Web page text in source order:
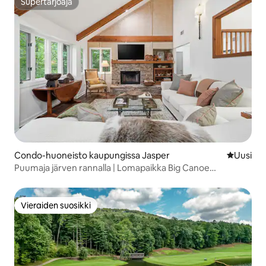
Supertarjoaja
Condo-huoneisto kaupungissa Jasper Uusi
Uusi
Puumaja järven rannalla | Lomapaikka Big Canoe
Vieraiden suosikki
Vieraiden suosikki